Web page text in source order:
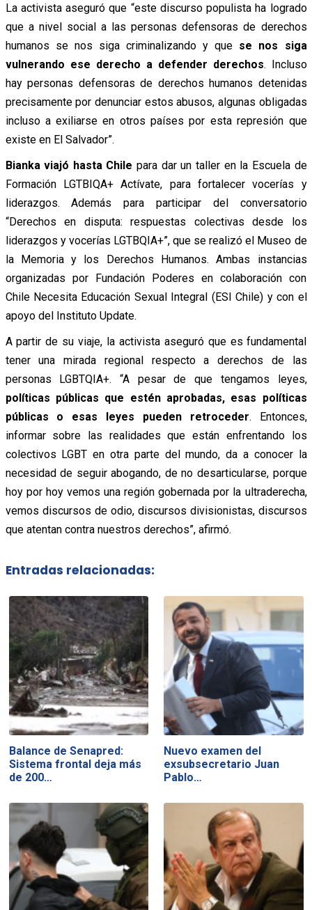
La activista aseguró que “este discurso populista ha logrado
que a nivel social a las personas defensoras de derechos
humanos se nos siga criminalizando y que se nos siga
vulnerando ese derecho a defender derechos. Incluso
hay personas defensoras de derechos humanos detenidas
precisamente por denunciar estos abusos, algunas obligadas
incluso a exiliarse en otros países por esta represión que
existe en El Salvador”.
Bianka viajó hasta Chile para dar un taller en la Escuela de
Formación LGTBIQA+ Actívate, para fortalecer vocerías y
liderazgos. Además para participar del conversatorio
“Derechos en disputa: respuestas colectivas desde los
liderazgos y vocerías LGTBQIA+”, que se realizó el Museo de
la Memoria y los Derechos Humanos. Ambas instancias
organizadas por Fundación Poderes en colaboración con
Chile Necesita Educación Sexual Integral (ESI Chile) y con el
apoyo del Instituto Update.
A partir de su viaje, la activista aseguró que es fundamental
tener una mirada regional respecto a derechos de las
personas LGBTQIA+. “A pesar de que tengamos leyes,
políticas públicas que estén aprobadas, esas políticas
públicas o esas leyes pueden retroceder. Entonces,
informar sobre las realidades que están enfrentando los
colectivos LGBT en otra parte del mundo, da a conocer la
necesidad de seguir abogando, de no desarticularse, porque
hoy por hoy vemos una región gobernada por la ultraderecha,
vemos discursos de odio, discursos divisionistas, discursos
que atentan contra nuestros derechos”, afirmó.
Entradas relacionadas:
Balance de Senapred:
Sistema frontal deja más
de 200…
Nuevo examen del
exsubsecretario Juan
Pablo…